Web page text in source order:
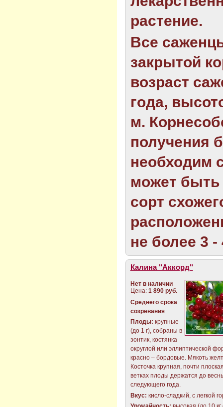
растение.
Все
закрытой
возраст
года,
м.
получения
необходим
может быть
сорт
не более 3 -
Калина "Аккорд"
Нет в наличии
Цена: 1 890 руб.
Среднего срока
созревания
Плоды: крупные
(до 1 г), собраны в
зонтик, костянка
округлой или эллиптической
красно – бордовые. Мякоть
Косточка крупная, почти
ветках плоды держатся до
следующего года.
Вкус: кисло-сладкий, с легкой